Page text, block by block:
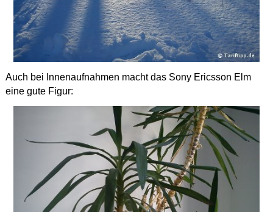
Auch bei Innenaufnahmen macht das Sony Ericsson Elm
eine gute Figur: